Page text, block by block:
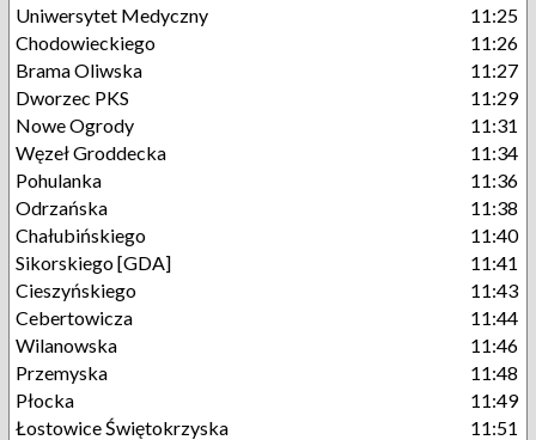
Uniwersytet Medyczny
11:25
Chodowieckiego
11:26
Brama Oliwska
11:27
Dworzec PKS
11:29
Nowe Ogrody
11:31
Węzeł Groddecka
11:34
Pohulanka
11:36
Odrzańska
11:38
Chałubińskiego
11:40
Sikorskiego [GDA]
11:41
Cieszyńskiego
11:43
Cebertowicza
11:44
Wilanowska
11:46
Przemyska
11:48
Płocka
11:49
Łostowice Świętokrzyska
11:51